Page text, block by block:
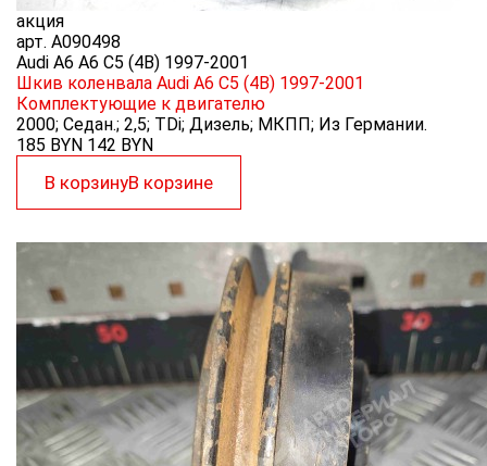
акция
арт. A090498
Audi A6 A6 C5 (4B) 1997-2001
Шкив коленвала Audi A6 C5 (4B) 1997-2001
Комплектующие к двигателю
2000; Седан.; 2,5; TDi; Дизель; МКПП; Из Германии.
185 BYN 142 BYN
В корзинуВ корзине